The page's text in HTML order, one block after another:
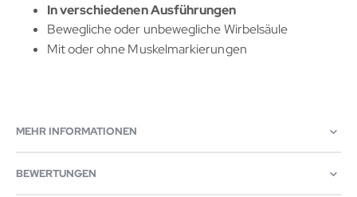
In verschiedenen Ausführungen
Bewegliche oder unbewegliche Wirbelsäule
Mit oder ohne Muskelmarkierungen
MEHR INFORMATIONEN
BEWERTUNGEN